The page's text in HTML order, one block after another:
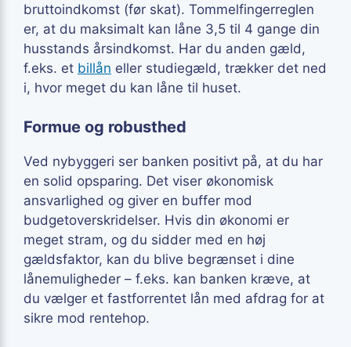
bruttoindkomst (før skat). Tommelfingerreglen
er, at du maksimalt kan låne 3,5 til 4 gange din
husstands årsindkomst. Har du anden gæld,
f.eks. et billån eller studiegæld, trækker det ned
i, hvor meget du kan låne til huset.
Formue og robusthed
Ved nybyggeri ser banken positivt på, at du har
en solid opsparing. Det viser økonomisk
ansvarlighed og giver en buffer mod
budgetoverskridelser. Hvis din økonomi er
meget stram, og du sidder med en høj
gældsfaktor, kan du blive begrænset i dine
lånemuligheder – f.eks. kan banken kræve, at
du vælger et fastforrentet lån med afdrag for at
sikre mod rentehop.